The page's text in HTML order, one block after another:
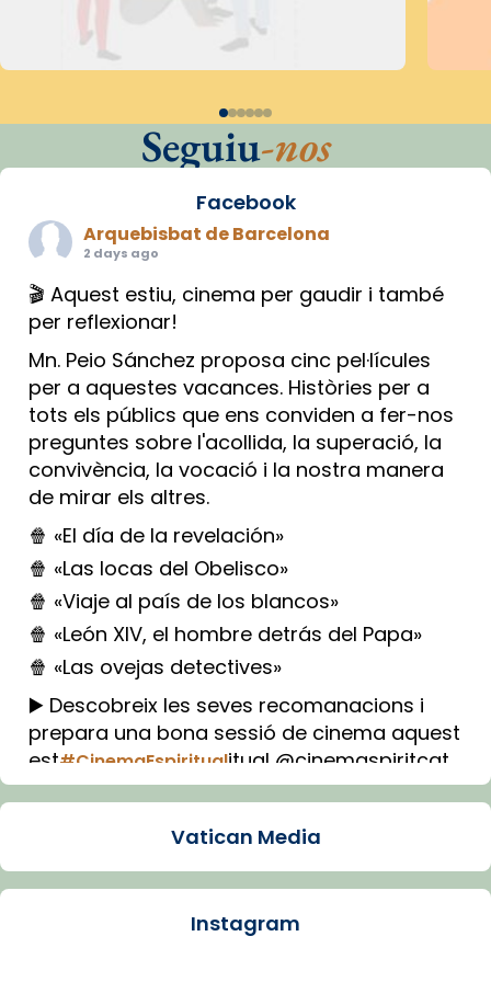
Seguiu-nos
Facebook
Arquebisbat de Barcelona
2 days ago
🎬 Aquest estiu, cinema per gaudir i també
per reflexionar!
Mn. Peio Sánchez proposa cinc pel·lícules
per a aquestes vacances. Històries per a
tots els públics que ens conviden a fer-nos
preguntes sobre l'acollida, la superació, la
convivència, la vocació i la nostra manera
de mirar els altres.
🍿 «El día de la revelación»
🍿 «Las locas del Obelisco»
🍿 «Viaje al país de los blancos»
🍿 «León XIV, el hombre detrás del Papa»
🍿 «Las ovejas detectives»
▶️ Descobreix les seves recomanacions i
prepara una bona sessió de cinema aquest
est#CinemaEspiritualitual @cinemaspiritcat
Imatge: Generada amb IA (OpenAI)
Arquebisbat de Barcelona
Vatican Media
Instagram